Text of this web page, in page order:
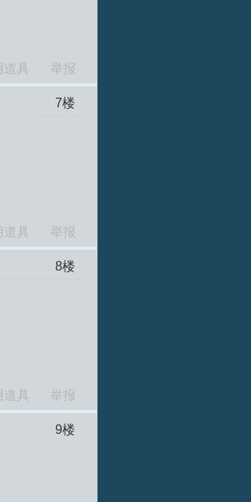
道具 举报
7楼
道具 举报
8楼
道具 举报
9楼